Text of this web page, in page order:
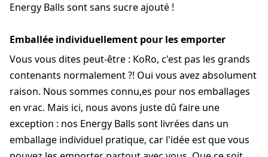
Energy Balls sont sans sucre ajouté !
Emballée individuellement pour les emporter
Vous vous dites peut-être : KoRo, c'est pas les grands
contenants normalement ?! Oui vous avez absolument
raison. Nous sommes connu,es pour nos emballages
en vrac. Mais ici, nous avons juste dû faire une
exception : nos Energy Balls sont livrées dans un
emballage individuel pratique, car l'idée est que vous